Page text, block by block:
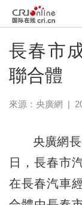
長春市
聯合體
來源： 央廣網 |
央廣網長
日，長春市
在長春汽車